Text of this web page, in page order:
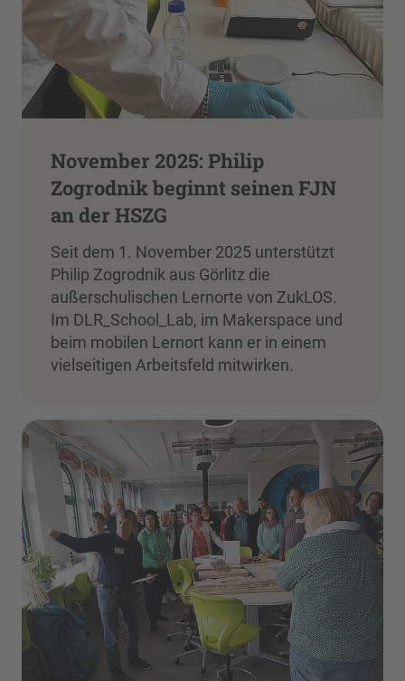
November 2025: Philip
Zogrodnik beginnt seinen FJN
an der HSZG
Seit dem 1. November 2025 unterstützt
Philip Zogrodnik aus Görlitz die
außerschulischen Lernorte von ZukLOS.
Im DLR_School_Lab, im Makerspace und
beim mobilen Lernort kann er in einem
vielseitigen Arbeitsfeld mitwirken.